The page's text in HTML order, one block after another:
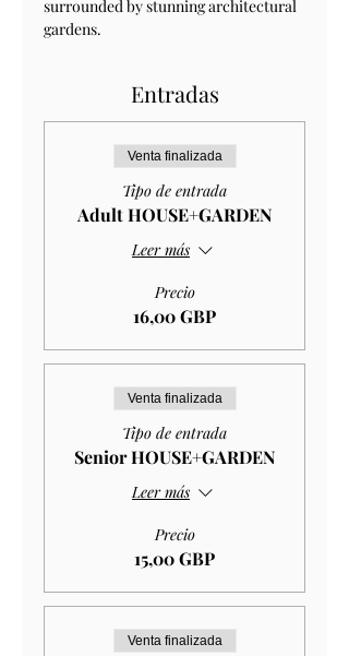
surrounded by stunning architectural
gardens.
Entradas
Venta finalizada
Tipo de entrada
Adult HOUSE+GARDEN
Leer más
Precio
16,00 GBP
Venta finalizada
Tipo de entrada
Senior HOUSE+GARDEN
Leer más
Precio
15,00 GBP
Venta finalizada